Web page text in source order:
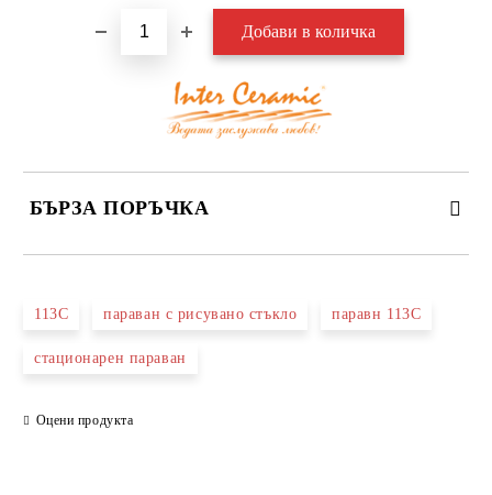
БЪРЗА ПОРЪЧКА
Съгласен съм с
113С параван с рисувано стъкло паравн 113С
стационарен параван
Оцени продукта